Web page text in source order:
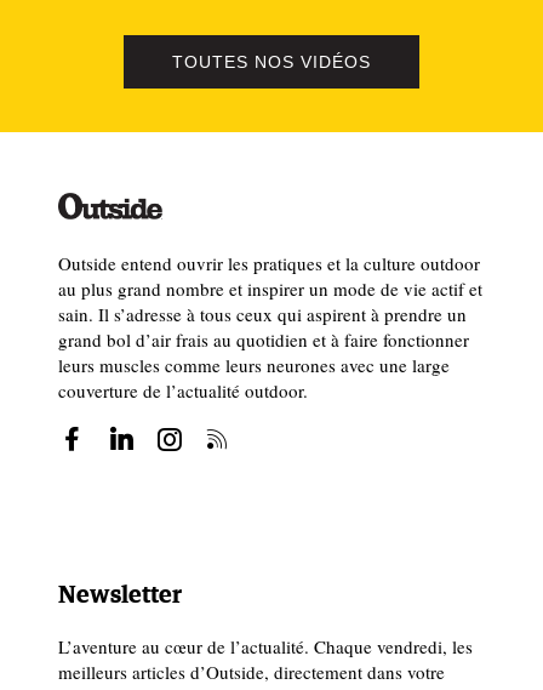
TOUTES NOS VIDÉOS
Outside entend ouvrir les pratiques et la culture outdoor
au plus grand nombre et inspirer un mode de vie actif et
sain. Il s’adresse à tous ceux qui aspirent à prendre un
grand bol d’air frais au quotidien et à faire fonctionner
leurs muscles comme leurs neurones avec une large
couverture de l’actualité outdoor.
Newsletter
L’aventure au cœur de l’actualité. Chaque vendredi, les
meilleurs articles d’Outside, directement dans votre